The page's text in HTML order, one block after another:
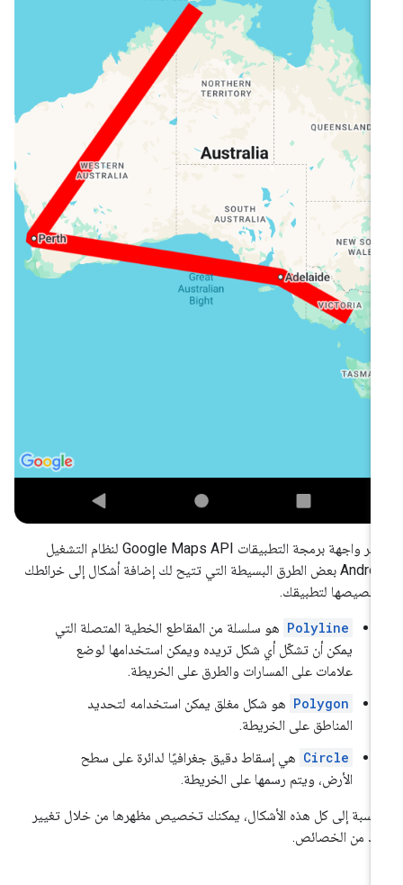
توفّر واجهة برمجة التطبيقات Google Maps API لنظام التشغيل
Android بعض الطرق البسيطة التي تتيح لك إضافة أشكال إلى خرائطك
لتطبيقك.
Polyline هو سلسلة من المقاطع الخطية المتصلة التي
يمكن أن تشكّل أي شكل تريده ويمكن استخدامها لوضع
علامات على المسارات والطرق على الخريطة.
Polygon هو شكل مغلق يمكن استخدامه لتحديد
المناطق على الخريطة.
Circle هي إسقاط دقيق جغرافيًا لدائرة على سطح
الأرض، ويتم رسمها على الخريطة.
إلى كل هذه الأشكال، يمكنك تخصيص مظهرها من خلال تغيير
من الخصائص.